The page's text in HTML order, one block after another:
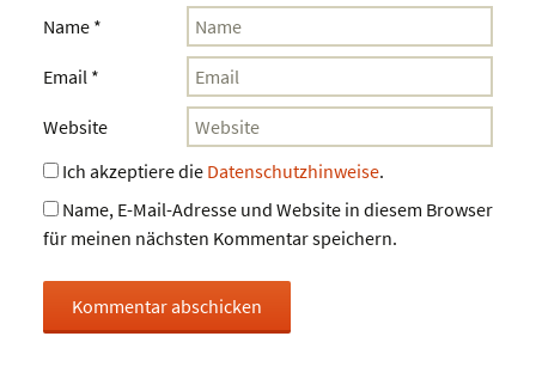
Name *
Email *
Website
Ich akzeptiere die Datenschutzhinweise.
Name, E-Mail-Adresse und Website in diesem Browser
für meinen nächsten Kommentar speichern.